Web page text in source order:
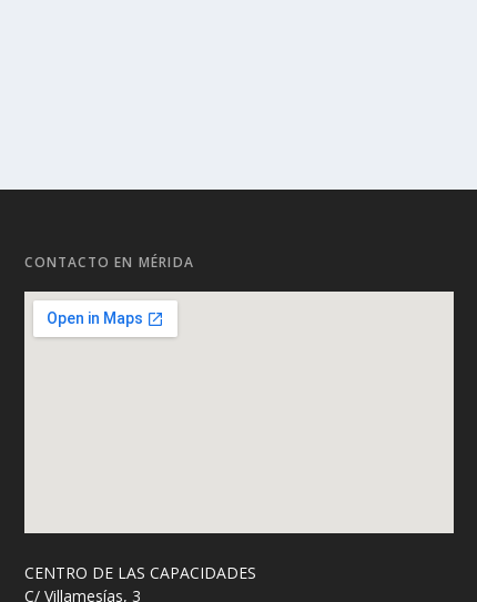
CONTACTO EN MÉRIDA
CENTRO DE LAS CAPACIDADES
C/ Villamesías, 3